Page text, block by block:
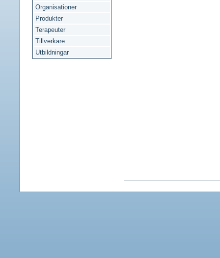
Organisationer
Produkter
Terapeuter
Tillverkare
Utbildningar